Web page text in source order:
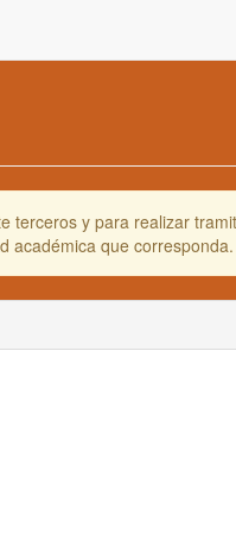
terceros y para realizar
académica que corresponda.